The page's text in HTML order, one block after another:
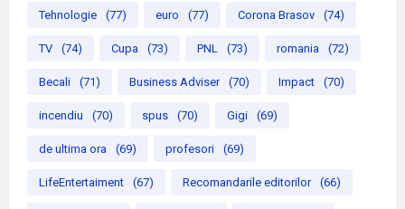
Tehnologie (77) euro (77) Corona Brasov (74)
TV (74) Cupa (73) PNL (73) romania (72)
Becali (71) Business Adviser (70) Impact (70)
incendiu (70) spus (70) Gigi (69)
de ultima ora (69) profesori (69)
LifeEntertaiment (67) Recomandarile editorilor (66)